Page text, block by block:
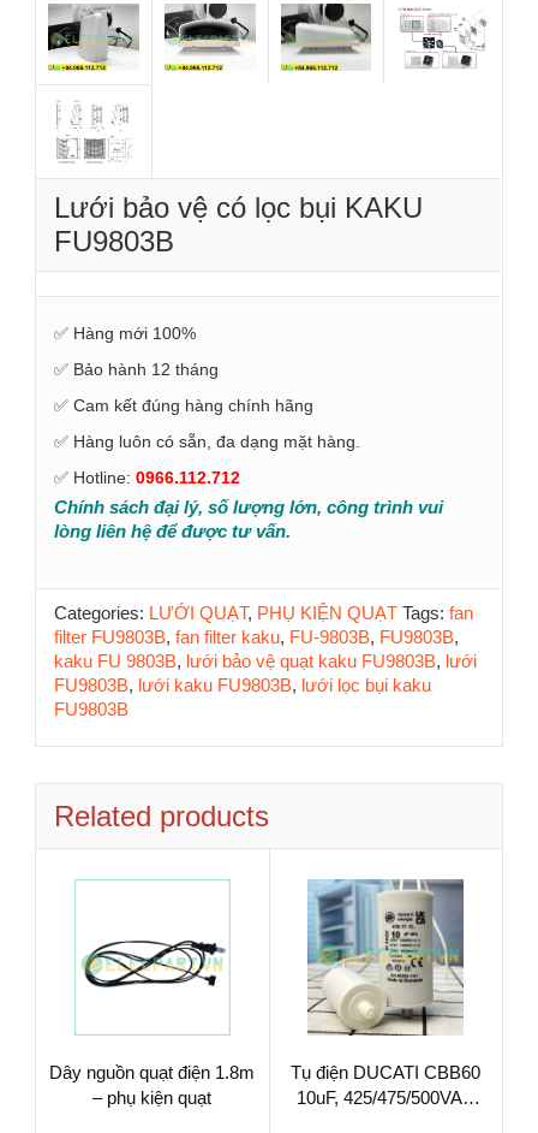
Lưới bảo vệ có lọc bụi KAKU
FU9803B
✅ Hàng mới 100%
✅ Bảo hành 12 tháng
✅ Cam kết đúng hàng chính hãng
✅ Hàng luôn có sẵn, đa dạng mặt hàng.
✅ Hotline: 0966.112.712
Chính sách đại lý, số lượng lớn, công trình vui
lòng liên hệ để được tư vấn.
Categories: LƯỚI QUẠT, PHỤ KIỆN QUẠT Tags: fan
filter FU9803B, fan filter kaku, FU-9803B, FU9803B,
kaku FU 9803B, lưới bảo vệ quạt kaku FU9803B, lưới
FU9803B, lưới kaku FU9803B, lưới lọc bụi kaku
FU9803B
Related products
Dây nguồn quạt điện 1.8m
– phụ kiện quạt
Tụ điện DUCATI CBB60
10uF, 425/475/500VAC